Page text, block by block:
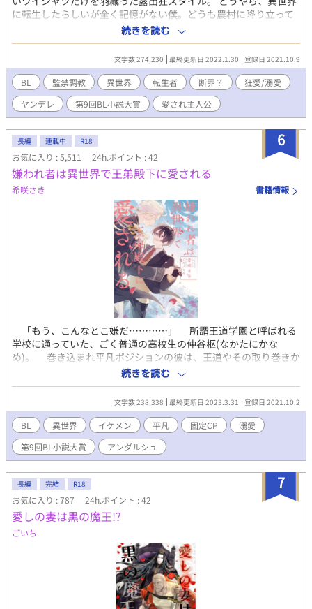
に転生したらしいが全く記憶がない僕。どうも農村に降り立って
いるしスローライフものの異世界転生かもと農家で生活しようと
した矢先、銀髪、蒼眼のありえないほどの長身イケメン美形に後
ろから羽交い絞めにされた。 「えっ？なんで？」 「……逃げるな
んて悪い子だねルーク。さぁ帰ろう」 良く分からないうちにその
まま攫われて……。 そこで気づいた、どうやら僕は腐女子の姉が
ハマっていたR-18BL小説「わがままな王子様は英雄様の虜」のわ
がまま故に廃嫡されてしまった元王太子ルークに生まれ変わって
しまったらしい。 しかもこのルークは叔父であるマクシミリアン
にこの後「監禁」「調教」「溺愛」という全く嬉しくない3連コン
ボを決められてしまう……いやだ！！！！そう思って逃げようと
試みるが、戦闘力がカンストの最強騎士団長であるマクシミリア
ンに叶うはずもなく…… ※一応溺愛ものですがハードなプレイが
ある予定なので苦手な方はご注意ください。また「※」は性的な
部分がある場合タイトルにつきます。また性的なシーンは割とあ
りますが本番まではゆっくりめです。
続きを読む
文字数 274,230 最終更新日 2022.1.30 登録日 2021.10.9
BL 監禁調教 異世界 転生者 断罪？
狂愛/溺愛
ヤンデレ
第9回BL小説大賞 愛され主人公
6
長編 連載中 R18
お気に入り : 5,511 24h.ポイント : 42
嫌われ者は異世界で王弟殿下に愛される
希咲さき 書籍情報
「もう、こんなとこ嫌だ…………」 所謂王道学園と呼ばれる
学校に通っていた、ごく普通の高校生の仲谷枢(なかたにかな
め)。 巻き込まれ平凡ポジションの彼は、王道やその取り巻きか
らの嫌がらせに傷つき苦しみ、もうボロボロだった。 いつもと
同じく嫌がらせを受けている最中、枢は階段から足を滑らせその
ままーーー……。 目が覚めた先は………………異世界だった。
ーーーーーーーーーーーーーーーー 自分の生まれた世界で誰に
も愛されなかった少年が、異世界でたった1人に愛されて幸せにな
るお話。 ＊第9回BL小説大賞 奨励賞受賞 ＊3/15 書籍発売しまし
た！ 現在レンタルに移行中。3話無料です。
続きを読む
文字数 238,338 最終更新日 2023.3.31 登録日 2021.10.2
BL 異世界 イケメン 平凡 固定CP
溺愛
第9回BL小説大賞
アンダルシュ
7
長編 完結 R18
お気に入り : 787 24h.ポイント : 42
愛しの妻は黒の魔王!?
ごいち